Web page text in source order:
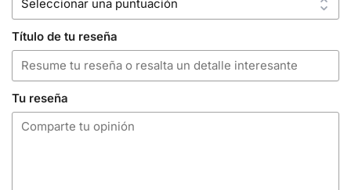
Título de tu reseña
Tu reseña